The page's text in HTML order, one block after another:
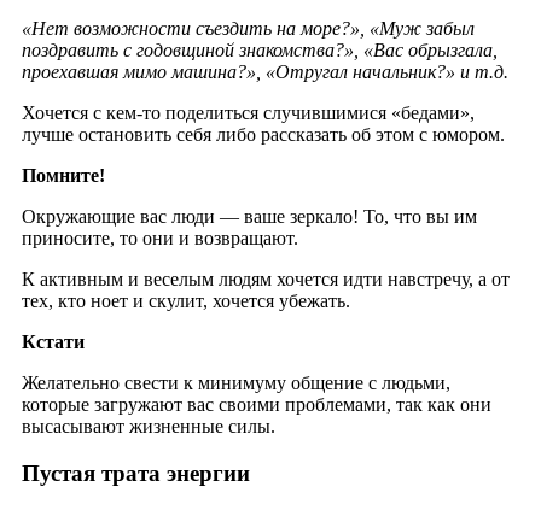
«Нет возможности съездить на море?», «Муж забыл
поздравить с годовщиной знакомства?», «Вас обрызгала,
проехавшая мимо машина?», «Отругал начальник?» и т.д.
Хочется с кем-то поделиться случившимися «бедами»,
лучше остановить себя либо рассказать об этом с юмором.
Помните!
Окружающие вас люди — ваше зеркало! То, что вы им
приносите, то они и возвращают.
К активным и веселым людям хочется идти навстречу, а от
тех, кто ноет и скулит, хочется убежать.
Кстати
Желательно свести к минимуму общение с людьми,
которые загружают вас своими проблемами, так как они
высасывают жизненные силы.
Пустая трата энергии